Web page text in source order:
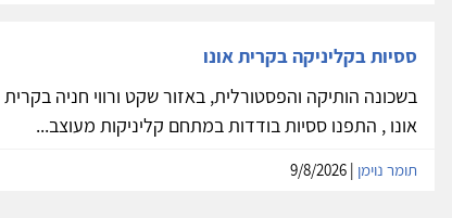
ססיות בקליניקה בקרית אונו
בשכונה הותיקה והפסטורלית, באזור שקט ורווי חניה בקרית
אונו , התפנו ססיות בודדות במתחם קליניקות מעוצב...
תומר נוימן